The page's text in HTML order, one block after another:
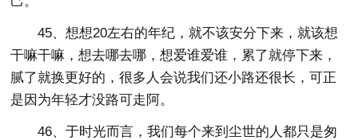
45、想想20左右的年纪，就不该安分下来，就该想
干嘛干嘛，想去哪去哪，想爱谁爱谁，累了就停下来，
腻了就换更好的，很多人会说我们还小路还很长，可正
是因为年轻才没路可走阿。
46、于时光而言，我们每个来到尘世的人都只是匆